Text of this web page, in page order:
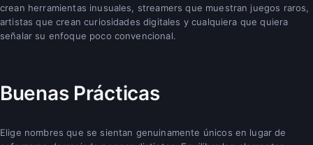
crean herramientas inusuales, streamers que muestran juegos raros,
artistas que crean curiosidades digitales y cualquiera que quiera
señalar su enfoque poco convencional.
Buenas Prácticas
Elige nombres que se sientan genuinamente únicos en lugar de